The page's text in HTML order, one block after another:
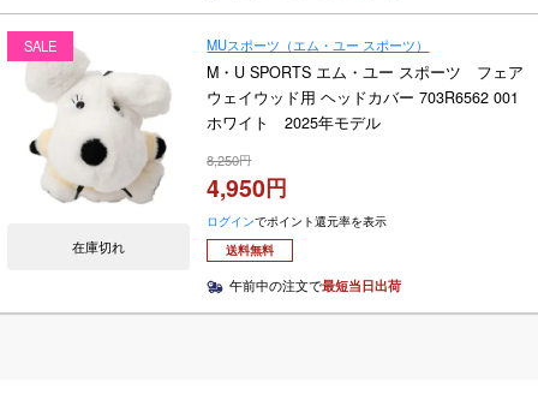
SALE
在庫切れ
MUスポーツ（エム・ユー スポーツ）
M・U SPORTS エム・ユー スポーツ フェア
ウェイウッド用 ヘッドカバー 703R6562 001
ホワイト 2025年モデル
8,250
4,950
ログインでポイント還元率を表示
送料無料
午前中の注文で最短当日出荷